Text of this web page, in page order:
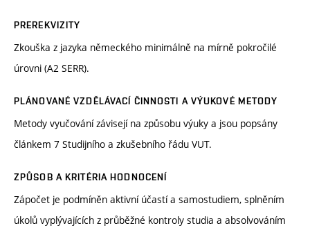
PREREKVIZITY
Zkouška z jazyka německého minimálně na mírně pokročilé
úrovni (A2 SERR).
PLÁNOVANÉ VZDĚLÁVACÍ ČINNOSTI A VÝUKOVÉ METODY
Metody vyučování závisejí na způsobu výuky a jsou popsány
článkem 7 Studijního a zkušebního řádu VUT.
ZPŮSOB A KRITÉRIA HODNOCENÍ
Zápočet je podmíněn aktivní účastí a samostudiem, splněním
úkolů vyplývajících z průběžné kontroly studia a absolvováním